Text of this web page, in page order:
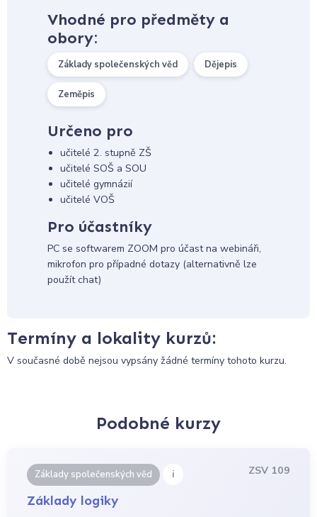
Vhodné pro předměty a
obory:
Základy společenských věd Dějepis
Zeměpis
Určeno pro
učitelé 2. stupně ZŠ
učitelé SOŠ a SOU
učitelé gymnázií
učitelé VOŠ
Pro účastníky
PC se softwarem ZOOM pro účast na webináři,
mikrofon pro případné dotazy (alternativně lze
použít chat)
Termíny a lokality kurzů:
V současné době nejsou vypsány žádné termíny tohoto kurzu.
Podobné kurzy
Základy společenských věd i ZSV 109
Základy logiky